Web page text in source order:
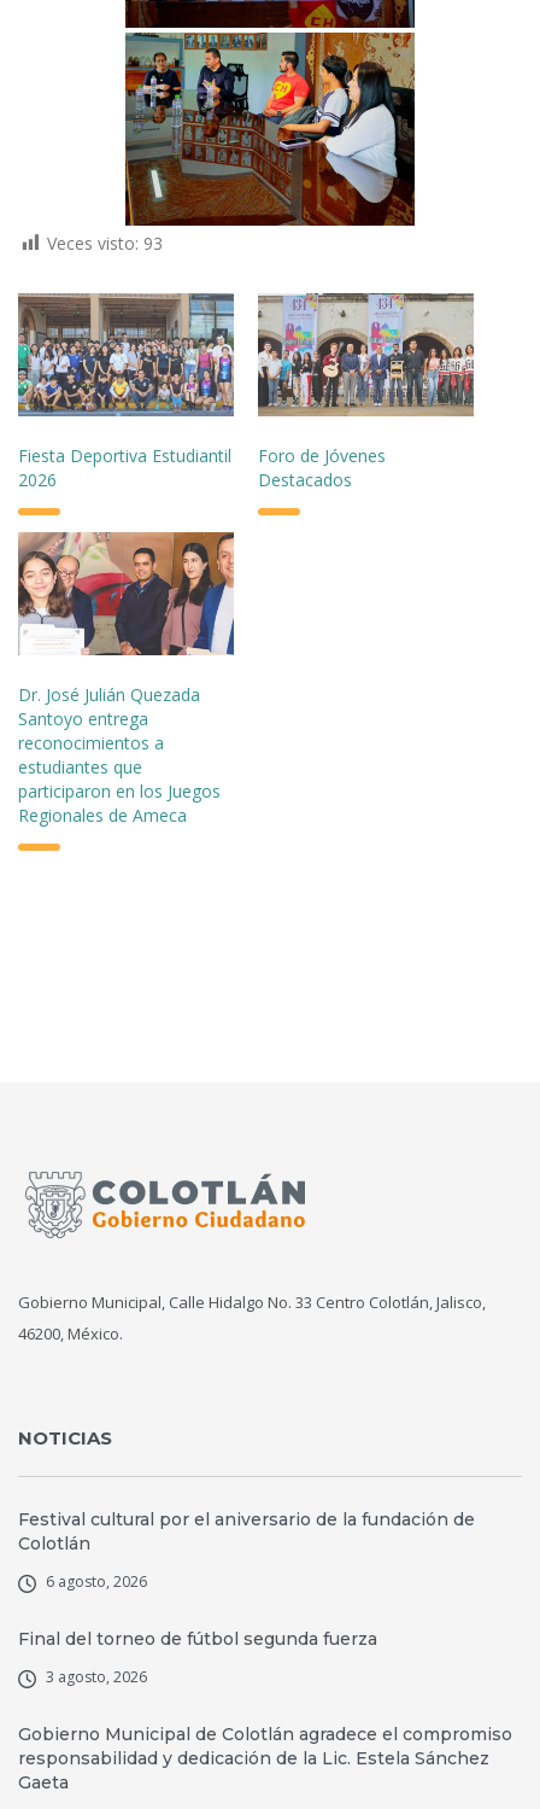
Veces visto: 93
Fiesta Deportiva Estudiantil
2026
Foro de Jóvenes
Destacados
Dr. José Julián Quezada
Santoyo entrega
reconocimientos a
estudiantes que
participaron en los Juegos
Regionales de Ameca
Gobierno Municipal, Calle Hidalgo No. 33 Centro Colotlán, Jalisco,
46200, México.
NOTICIAS
Festival cultural por el aniversario de la fundación de
Colotlán
6 agosto, 2026
Final del torneo de fútbol segunda fuerza
3 agosto, 2026
Gobierno Municipal de Colotlán agradece el compromiso
responsabilidad y dedicación de la Lic. Estela Sánchez
Gaeta